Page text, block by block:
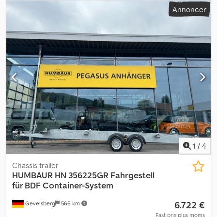
Annoncer
1 / 4
Gevelsberg 566 km
Chassis trailer
HUMBAUR HN 356225GR Fahrgestell
für BDF Container-System
6.722 €
Fast pris plus moms